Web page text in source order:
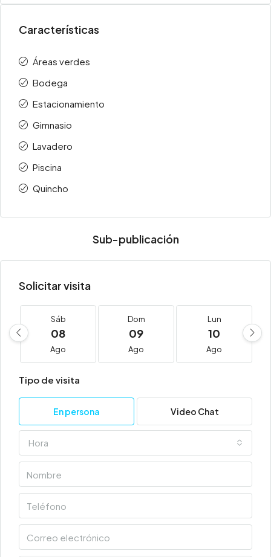
Características
Áreas verdes
Bodega
Estacionamiento
Gimnasio
Lavadero
Piscina
Quincho
Sub-publicación
Solicitar visita
Sáb
08
Ago
Dom
09
Ago
Lun
10
Ago
Tipo de visita
En persona Video Chat
Hora